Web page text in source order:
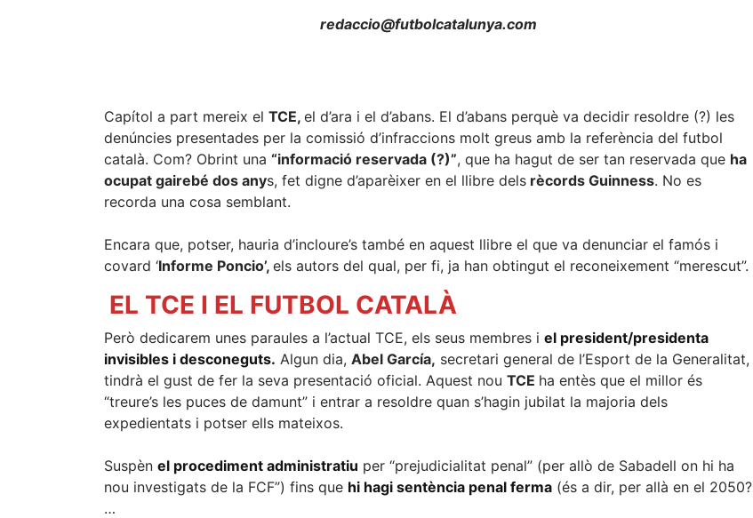
redaccio@futbolcatalunya.com
Capítol a part mereix el TCE, el d’ara i el d’abans. El d’abans perquè va decidir resoldre (?) les
denúncies presentades per la comissió d’infraccions molt greus amb la referència del futbol
català. Com? Obrint una “informació reservada (?)”, que ha hagut de ser tan reservada que ha
ocupat gairebé dos anys, fet digne d’aparèixer en el llibre dels rècords Guinness. No es
recorda una cosa semblant.
Encara que, potser, hauria d’incloure’s també en aquest llibre el que va denunciar el famós i
covard ‘Informe Poncio’, els autors del qual, per fi, ja han obtingut el reconeixement “merescut”.
EL TCE I EL FUTBOL CATALÀ
Però dedicarem unes paraules a l’actual TCE, els seus membres i el president/presidenta
invisibles i desconeguts. Algun dia, Abel García, secretari general de l’Esport de la Generalitat,
tindrà el gust de fer la seva presentació oficial. Aquest nou TCE ha entès que el millor és
“treure’s les puces de damunt” i entrar a resoldre quan s’hagin jubilat la majoria dels
expedientats i potser ells mateixos.
Suspèn el procediment administratiu per “prejudicialitat penal” (per allò de Sabadell on hi ha
nou investigats de la FCF”) fins que hi hagi sentència penal ferma (és a dir, per allà en el 2050?
…
dades
estadístiques
de manera
anònima d'ús
del lloc web
estructura.
d'usuari
Alguns
components
tècnics del
nostre lloc web
permeten que
el lloc funcioni